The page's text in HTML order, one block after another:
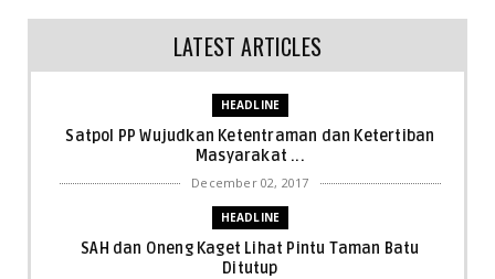
LATEST ARTICLES
HEADLINE
Satpol PP Wujudkan Ketentraman dan Ketertiban
Masyarakat ...
December 02, 2017
HEADLINE
SAH dan Oneng Kaget Lihat Pintu Taman Batu
Ditutup